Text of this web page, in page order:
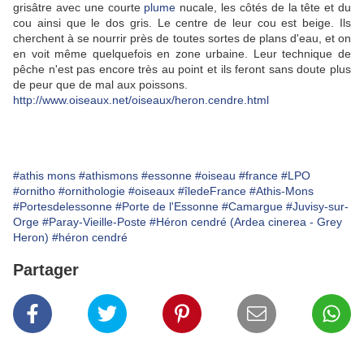
grisâtre avec une courte plume nucale, les côtés de la tête et du
cou ainsi que le dos gris. Le centre de leur cou est beige. Ils
cherchentà se nourrir près de toutes sortes de plans d'eau, et on
en voit même quelquefois en zone urbaine. Leur technique de
pêche n'est pas encore très au point et ils feront sans doute plus
de peur que de mal aux poissons.
http://www.oiseaux.net/oiseaux/heron.cendre.html
#athis mons #athismons #essonne #oiseau #france #LPO
#ornitho #ornithologie #oiseaux #îledeFrance #Athis-Mons
#Portesdelessonne #Porte de l'Essonne #Camargue #Juvisy-sur-
Orge #Paray-Vieille-Poste #Héron cendré (Ardea cinerea - Grey
Heron) #héron cendré
Partager